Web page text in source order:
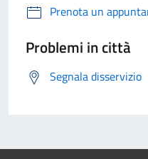
Prenota un
Problemi in città
Segnala disservizio